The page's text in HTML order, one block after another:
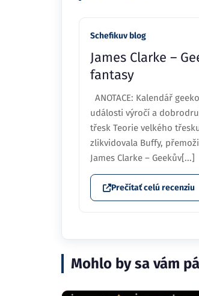
Schefikuv blog
James Clarke –
fantasy
ANOTACE: Kalendář
události výročí a
třesk Teorie velkého
zlikvidovala Buffy,
James Clarke – Geekův[...]
Prečítať celú recenziu
Mohlo by sa vám